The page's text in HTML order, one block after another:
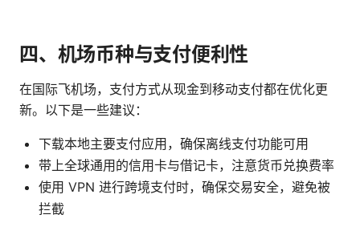
四、机场币种与支付便利性
在国际飞机场，支付方式从现金到移动支付都在优化更
新。以下是一些建议：
下载本地主要支付应用，确保离线支付功能可用
带上全球通用的信用卡与借记卡，注意货币兑换费率
使用 VPN 进行跨境支付时，确保交易安全，避免被
拦截